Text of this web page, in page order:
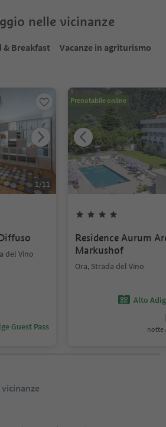
nelle vicinanze
& Breakfast
Vacanze in agriturismo
1/11
del Vino
Guest Pass
Prenotabile online
Residence Aurum
Markushof
Ora, Strada del Vino
Alto
notte